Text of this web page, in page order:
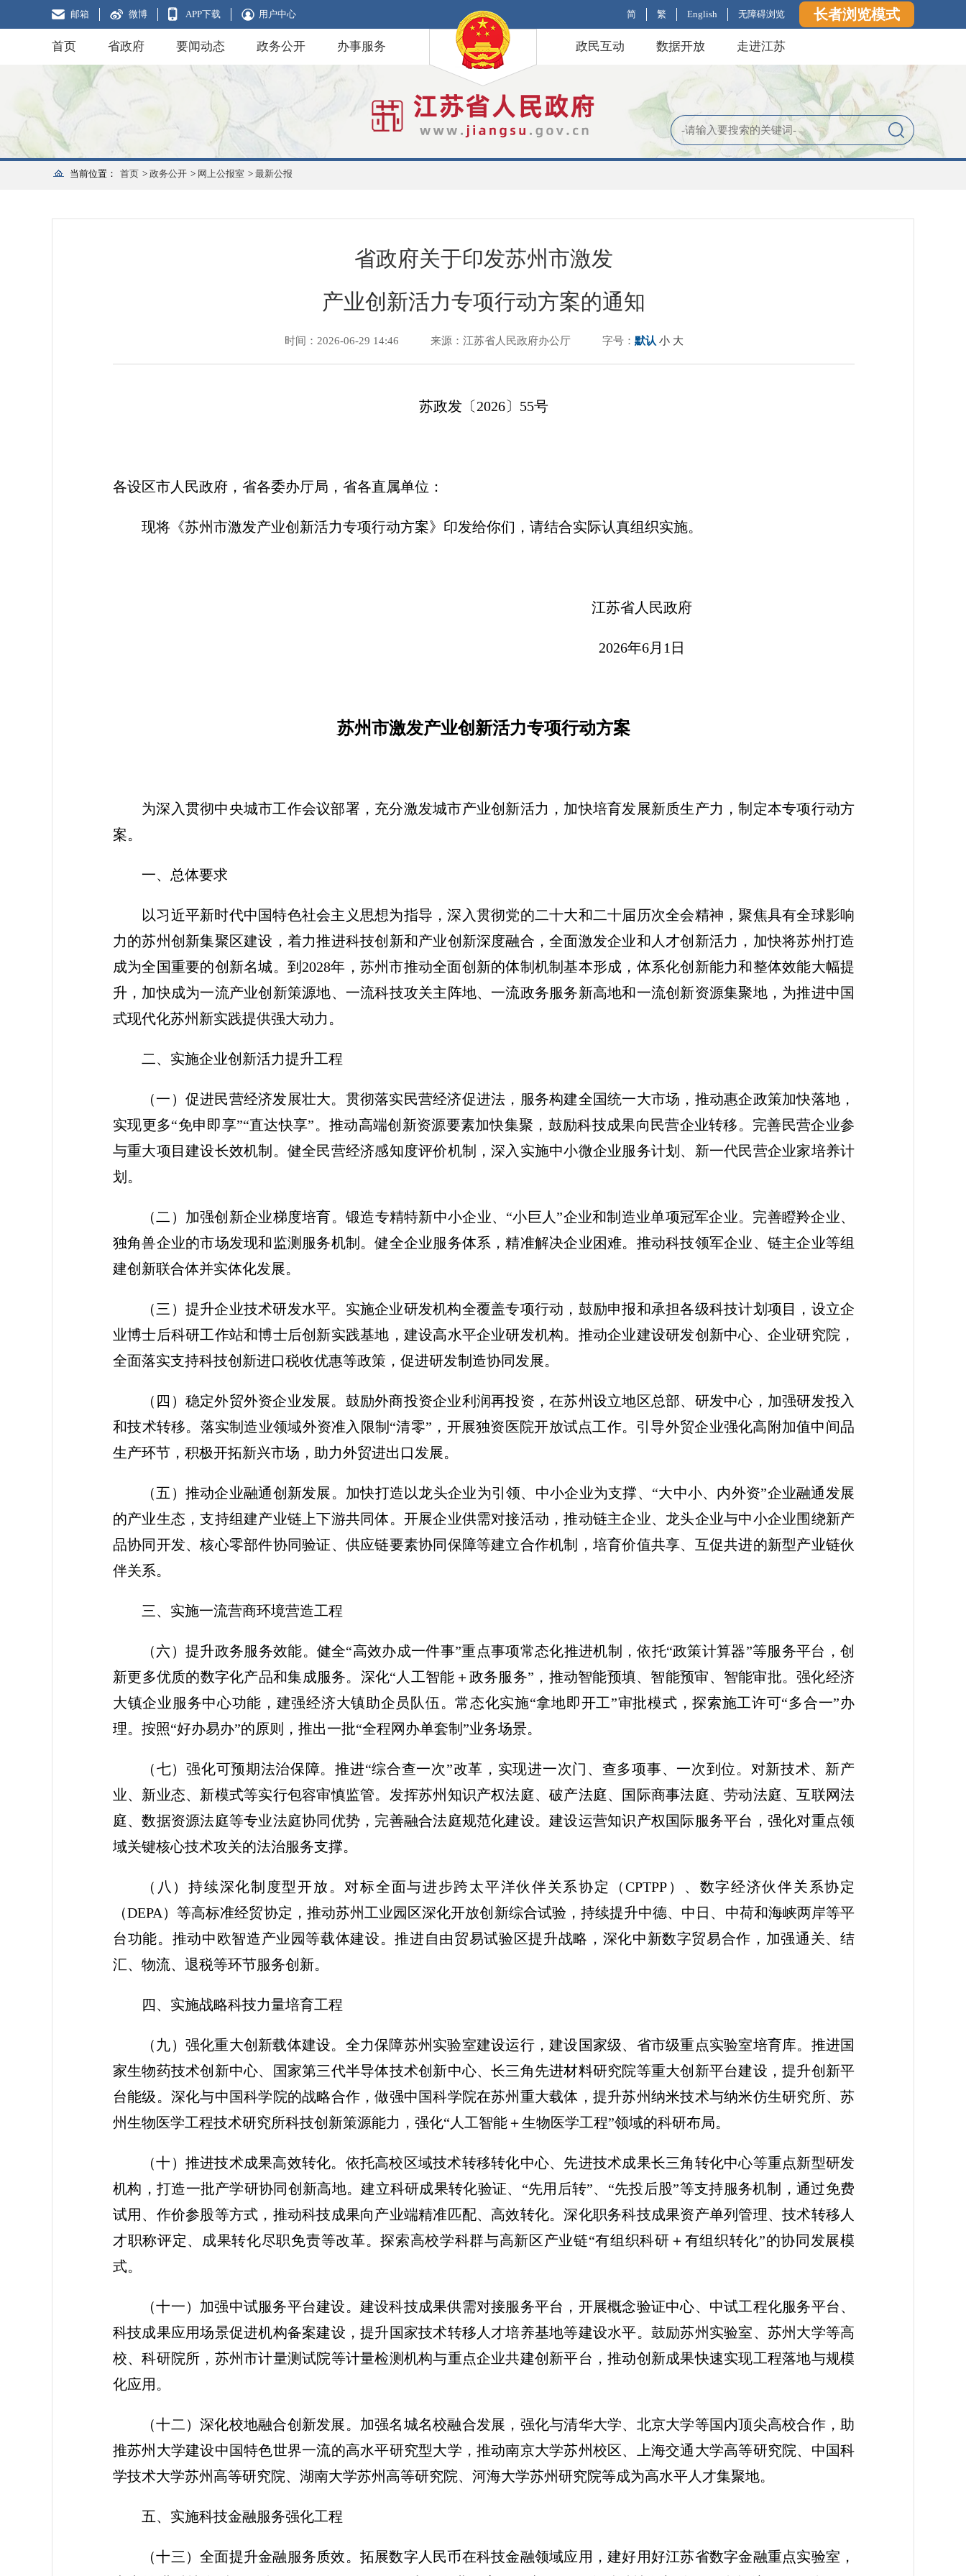
邮箱 微博 APP下载 用户中心 简 繁 English 无障碍浏览 长者浏览模式
首页 省政府 要闻动态 政务公开 办事服务 政民互动 数据开放 走进江苏
当前位置： 首页 > 政务公开 > 网上公报室 > 最新公报
省政府关于印发苏州市激发
产业创新活力专项行动方案的通知
时间：2026-06-29 14:46 来源：江苏省人民政府办公厅 字号： 默认 小 大
苏政发〔2026〕55号
各设区市人民政府，省各委办厅局，省各直属单位：
现将《苏州市激发产业创新活力专项行动方案》印发给你们，请结合实际认真组织实施。
江苏省人民政府
2026年6月1日
苏州市激发产业创新活力专项行动方案
为深入贯彻中央城市工作会议部署，充分激发城市产业创新活力，加快培育发展新质生产力，制定本专项行动方
案。
一、总体要求
以习近平新时代中国特色社会主义思想为指导，深入贯彻党的二十大和二十届历次全会精神，聚焦具有全球影响
力的苏州创新集聚区建设，着力推进科技创新和产业创新深度融合，全面激发企业和人才创新活力，加快将苏州打造
成为全国重要的创新名城。到2028年，苏州市推动全面创新的体制机制基本形成，体系化创新能力和整体效能大幅提
升，加快成为一流产业创新策源地、一流科技攻关主阵地、一流政务服务新高地和一流创新资源集聚地，为推进中国
式现代化苏州新实践提供强大动力。
二、实施企业创新活力提升工程
（一）促进民营经济发展壮大。 贯彻落实民营经济促进法，服务构建全国统一大市场，推动惠企政策加快落地，
实现更多“免申即享”“直达快享”。推动高端创新资源要素加快集聚，鼓励科技成果向民营企业转移。完善民营企业参
与重大项目建设长效机制。健全民营经济感知度评价机制，深入实施中小微企业服务计划、新一代民营企业家培养计
划。
（二）加强创新企业梯度培育。 锻造专精特新中小企业、“小巨人”企业和制造业单项冠军企业。完善瞪羚企业、
独角兽企业的市场发现和监测服务机制。健全企业服务体系，精准解决企业困难。推动科技领军企业、链主企业等组
建创新联合体并实体化发展。
（三）提升企业技术研发水平。 实施企业研发机构全覆盖专项行动，鼓励申报和承担各级科技计划项目，设立企
业博士后科研工作站和博士后创新实践基地，建设高水平企业研发机构。推动企业建设研发创新中心、企业研究院，
全面落实支持科技创新进口税收优惠等政策，促进研发制造协同发展。
（四）稳定外贸外资企业发展。 鼓励外商投资企业利润再投资，在苏州设立地区总部、研发中心，加强研发投入
和技术转移。落实制造业领域外资准入限制“清零”，开展独资医院开放试点工作。引导外贸企业强化高附加值中间品
生产环节，积极开拓新兴市场，助力外贸进出口发展。
（五）推动企业融通创新发展。 加快打造以龙头企业为引领、中小企业为支撑、“大中小、内外资”企业融通发展
的产业生态，支持组建产业链上下游共同体。开展企业供需对接活动，推动链主企业、龙头企业与中小企业围绕新产
品协同开发、核心零部件协同验证、供应链要素协同保障等建立合作机制，培育价值共享、互促共进的新型产业链伙
伴关系。
三、实施一流营商环境营造工程
（六）提升政务服务效能。 健全“高效办成一件事”重点事项常态化推进机制，依托“政策计算器”等服务平台，创
新更多优质的数字化产品和集成服务。深化“人工智能＋政务服务”，推动智能预填、智能预审、智能审批。强化经济
大镇企业服务中心功能，建强经济大镇助企员队伍。常态化实施“拿地即开工”审批模式，探索施工许可“多合一”办
理。按照“好办易办”的原则，推出一批“全程网办单套制”业务场景。
（七）强化可预期法治保障。推进“综合查一次”改革，实现进一次门、查多项事、一次到位。对新技术、新产
业、新业态、新模式等实行包容审慎监管。发挥苏州知识产权法庭、破产法庭、国际商事法庭、劳动法庭、互联网法
庭、数据资源法庭等专业法庭协同优势，完善融合法庭规范化建设。建设运营知识产权国际服务平台，强化对重点领
域关键核心技术攻关的法治服务支撑。
（八）持续深化制度型开放。 对标全面与进步跨太平洋伙伴关系协定（CPTPP）、数字经济伙伴关系协定
（DEPA）等高标准经贸协定，推动苏州工业园区深化开放创新综合试验，持续提升中德、中日、中荷和海峡两岸等平
台功能。推动中欧智造产业园等载体建设。推进自由贸易试验区提升战略，深化中新数字贸易合作，加强通关、结
汇、物流、退税等环节服务创新。
四、实施战略科技力量培育工程
（九）强化重大创新载体建设。 全力保障苏州实验室建设运行，建设国家级、省市级重点实验室培育库。推进国
家生物药技术创新中心、国家第三代半导体技术创新中心、长三角先进材料研究院等重大创新平台建设，提升创新平
台能级。深化与中国科学院的战略合作，做强中国科学院在苏州重大载体，提升苏州纳米技术与纳米仿生研究所、苏
州生物医学工程技术研究所科技创新策源能力，强化“人工智能＋生物医学工程”领域的科研布局。
（十）推进技术成果高效转化。 依托高校区域技术转移转化中心、先进技术成果长三角转化中心等重点新型研发
机构，打造一批产学研协同创新高地。建立科研成果转化验证、“先用后转”、“先投后股”等支持服务机制，通过免费
试用、作价参股等方式，推动科技成果向产业端精准匹配、高效转化。深化职务科技成果资产单列管理、技术转移人
才职称评定、成果转化尽职免责等改革。探索高校学科群与高新区产业链“有组织科研＋有组织转化”的协同发展模
式。
（十一）加强中试服务平台建设。 建设科技成果供需对接服务平台，开展概念验证中心、中试工程化服务平台、
科技成果应用场景促进机构备案建设，提升国家技术转移人才培养基地等建设水平。鼓励苏州实验室、苏州大学等高
校、科研院所，苏州市计量测试院等计量检测机构与重点企业共建创新平台，推动创新成果快速实现工程落地与规模
化应用。
（十二）深化校地融合创新发展。 加强名城名校融合发展，强化与清华大学、北京大学等国内顶尖高校合作，助
推苏州大学建设中国特色世界一流的高水平研究型大学，推动南京大学苏州校区、上海交通大学高等研究院、中国科
学技术大学苏州高等研究院、湖南大学苏州高等研究院、河海大学苏州研究院等成为高水平人才集聚地。
五、实施科技金融服务强化工程
（十三）全面提升金融服务质效。 拓展数字人民币在科技金融领域应用，建好用好江苏省数字金融重点实验室，